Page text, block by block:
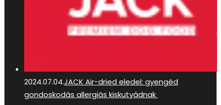
2024.07.04.JACK Air-dried eledel: gyengéd
gondoskodás allergiás kiskutyádnak